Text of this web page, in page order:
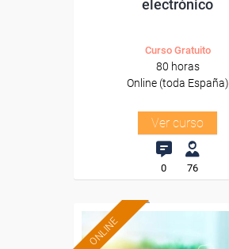
electrónico
Curso Gratuito
80 horas
Online (toda España)
Ver curso
0 76
ONLINE